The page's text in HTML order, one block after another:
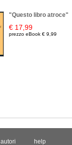
"Questo libro atroce"
€ 17,99
prezzo eBook € 9,99
autori help